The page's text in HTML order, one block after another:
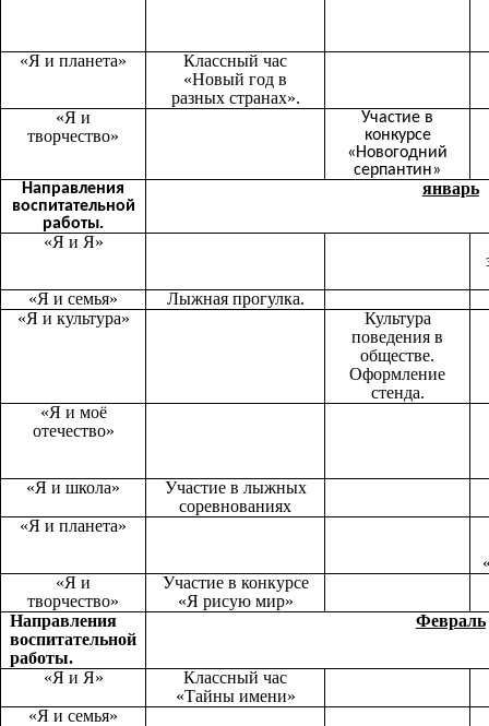
«Я и планета»
Классный час
«Новый год в
разных странах».
«Я и
творчество»
Участие в
конкурсе
«Новогодний
серпантин»
Направления
воспитательной
работы.
январь
«Я и Я»
«Я и семья»
Лыжная прогулка.
«Я и культура»
Культура
поведения в
обществе.
Оформление
стенда.
«Я и моё
отечество»
«Я и школа»
Участие в лыжных
соревнованиях
«Я и планета»
«Я и
творчество»
Участие в конкурсе
«Я рисую мир»
Направления
воспитательной
работы.
Февраль
«Я и Я»
Классный час
«Тайны имени»
«Я и семья»